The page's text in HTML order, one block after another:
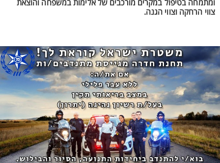
ומתמחה בטיפול במקרים מורכבים של אלימות במשפחה והוצאת
צווי הרחקה וצווי הגנה.